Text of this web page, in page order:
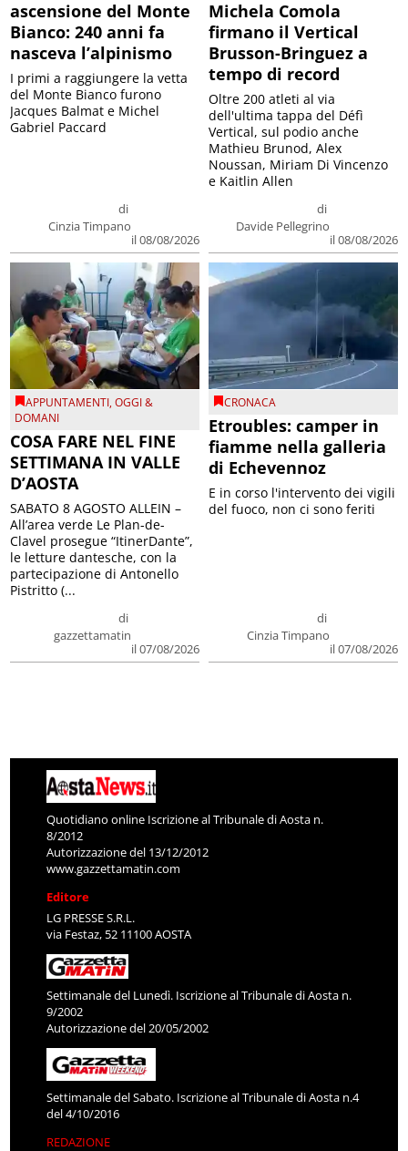
ascensione del Monte
Bianco: 240 anni fa
nasceva l’alpinismo
di
Cinzia Timpano
il 08/08/2026
I primi a raggiungere la vetta
del Monte Bianco furono
Jacques Balmat e Michel
Gabriel Paccard
Michela Comola
firmano il Vertical
Brusson-Bringuez a
tempo di record
di
Davide Pellegrino
il 08/08/2026
Oltre 200 atleti al via
dell'ultima tappa del Défì
Vertical, sul podio anche
Mathieu Brunod, Alex
Noussan, Miriam Di Vincenzo
e Kaitlin Allen
APPUNTAMENTI,OGGI &
DOMANI
COSA FARE NEL FINE
SETTIMANA IN VALLE
D’AOSTA
di
gazzettamatin
il 07/08/2026
SABATO 8 AGOSTO ALLEIN –
All’area verde Le Plan-de-
Clavel prosegue “ItinerDante”,
le letture dantesche, con la
partecipazione di Antonello
Pistritto (...
CRONACA
Etroubles: camper in
fiamme nella galleria
di Echevennoz
di
Cinzia Timpano
il 07/08/2026
E in corso l'intervento dei vigili
del fuoco, non ci sono feriti
Quotidiano online Iscrizione al Tribunale di Aosta n.
8/2012
Autorizzazione del 13/12/2012
www.gazzettamatin.com
Editore
LG PRESSE S.R.L.
via Festaz, 52 11100 AOSTA
Settimanale del Lunedì. Iscrizione al Tribunale di Aosta n.
9/2002
Autorizzazione del 20/05/2002
Settimanale del Sabato. Iscrizione al Tribunale di Aosta n.4
del 4/10/2016
REDAZIONE